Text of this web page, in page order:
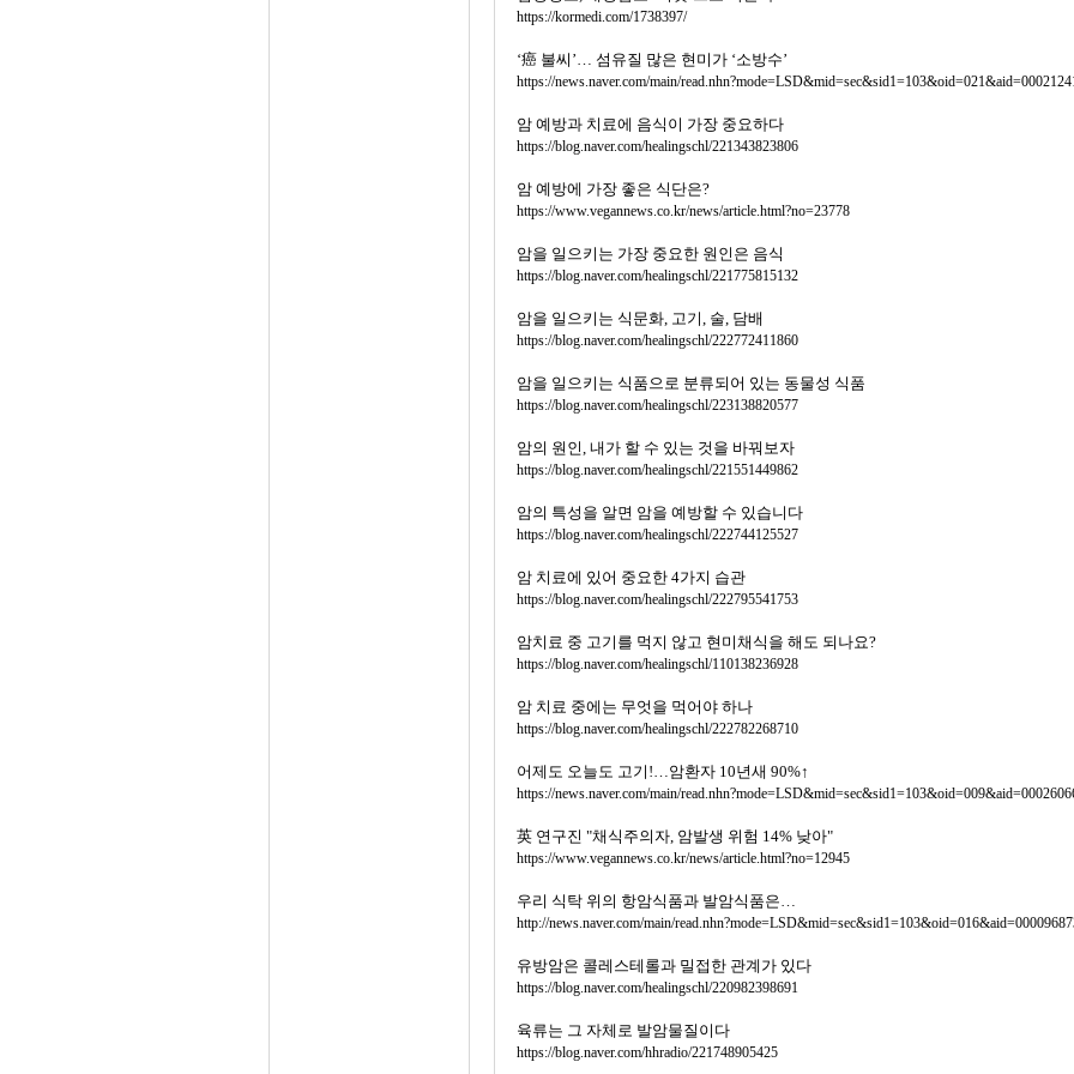
https://kormedi.com/1738397/
‘癌 불씨’… 섬유질 많은 현미가 ‘소방수’
https://news.naver.com/main/
암 예방과 치료에 음식이 가장 중요하다
https://blog.naver.com/healingschl/221343823806
암 예방에 가장 좋은 식단은?
https://www.vegannews.co.kr/news/article.html?no=23778
암을 일으키는 가장 중요한 원인은 음식
https://blog.naver.com/healingschl/221775815132
암을 일으키는 식문화, 고기, 술, 담배
https://blog.naver.com/healingschl/222772411860
암을 일으키는 식품으로 분류되어 있는 동물성 식품
https://blog.naver.com/healingschl/223138820577
암의 원인, 내가 할 수 있는 것을 바꿔보자
https://blog.naver.com/healingschl/221551449862
암의 특성을 알면 암을 예방할 수 있습니다
https://blog.naver.com/healingschl/222744125527
암 치료에 있어 중요한 4가지 습관
https://blog.naver.com/healingschl/222795541753
암치료 중 고기를 먹지 않고 현미채식을 해도 되나요?
https://blog.naver.com/healingschl/110138236928
암 치료 중에는 무엇을 먹어야 하나
https://blog.naver.com/healingschl/222782268710
어제도 오늘도 고기!…암환자 10년새 90%↑
https://news.naver.com/main/
英 연구진 "채식주의자, 암발생 위험 14% 낮아"
https://www.vegannews.co.kr/news/article.html?no=12945
우리 식탁 위의 항암식품과 발암식품은…
http://news.naver.com/main/
유방암은 콜레스테롤과 밀접한 관계가 있다
https://blog.naver.com/healingschl/220982398691
육류는 그 자체로 발암물질이다
https://blog.naver.com/hhradio/221748905425